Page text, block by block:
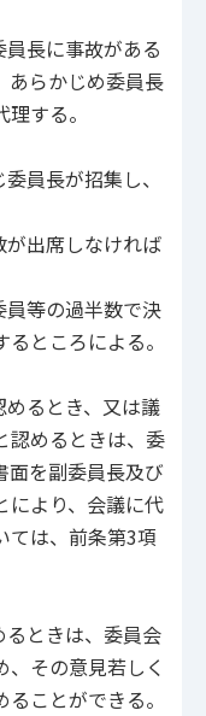
長に事故がある
あらかじめ委員長
する。
員長が招集し、
出席しなければ
等の過半数で決
ところによる。
るとき、又は議
認めるときは、委
面を副委員長及び
により、会議に代
ては、前条第3項
ときは、委員会
その意見若しく
ことができる。